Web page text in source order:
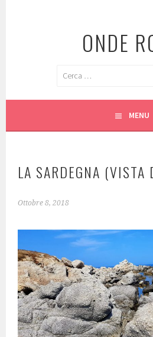
ONDE
Ricerca
MENU
LA SARDEGNA (VISTA
Ottobre 8, 2018